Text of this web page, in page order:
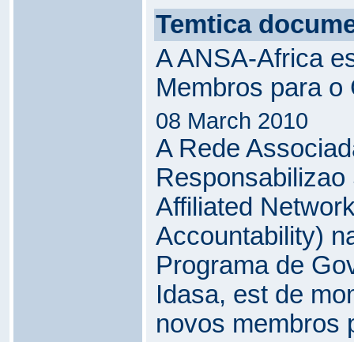
Temtica
A ANSA-Africa
Membros para
08 March 2010
A Rede
Affiliated
Accountability)
Programa de
Idasa, est de
novos membros